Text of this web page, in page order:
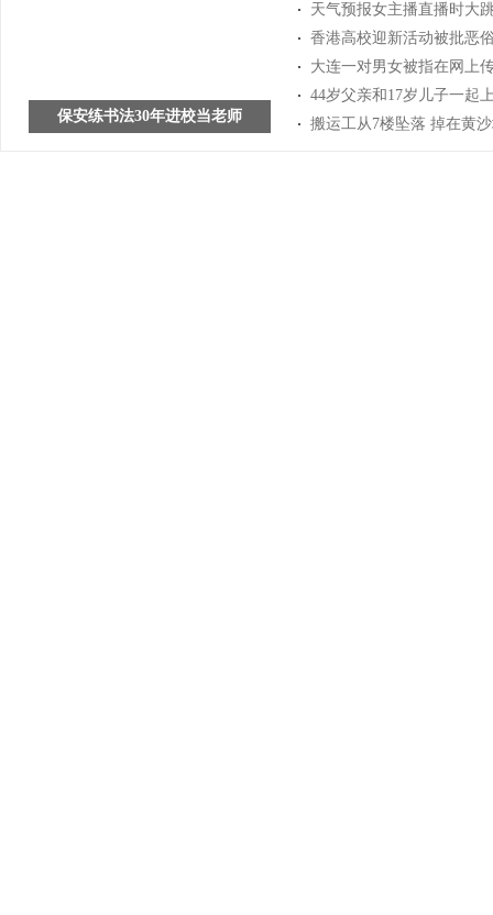
保安练书法30年进校当老师
天气预报女主播直播时大
香港高校迎新活动被批恶
大连一对男女被指在网上
44岁父亲和17岁儿子一起
搬运工从7楼坠落 掉在黄